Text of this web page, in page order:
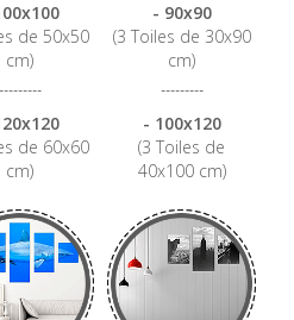
de 50x50
cm)
---------
de 60x60
cm)
- 90x90
(3 Toiles de 30x90
cm)
---------
- 100x120
(3 Toiles de
40x100 cm)